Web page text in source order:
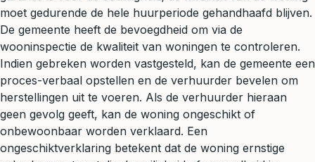
moet gedurende de hele huurperiode gehandhaafd blijven.
De gemeente heeft de bevoegdheid om via de
wooninspectie de kwaliteit van woningen te controleren.
Indien gebreken worden vastgesteld, kan de gemeente een
proces-verbaal opstellen en de verhuurder bevelen om
herstellingen uit te voeren. Als de verhuurder hieraan
geen gevolg geeft, kan de woning ongeschikt of
onbewoonbaar worden verklaard. Een
ongeschiktverklaring betekent dat de woning ernstige